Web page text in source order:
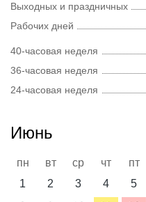
Выходных и праздничных
Рабочих дней
40-часовая неделя
36-часовая неделя
24-часовая неделя
Июнь
пн вт ср чт пт
1
2 3 4 5